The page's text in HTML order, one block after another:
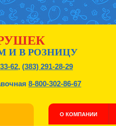
И В РОЗНИЦУ
62, (383) 291-28-29
8-800-302-86-67
О КОМПАНИИ